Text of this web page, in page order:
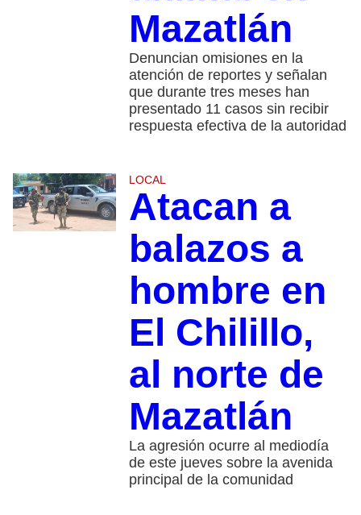
Mazatlán
Denuncian omisiones en la
atención de reportes y señalan
que durante tres meses han
presentado 11 casos sin recibir
respuesta efectiva de la autoridad
LOCAL
Atacan a
balazos a
hombre en
El Chilillo,
al norte de
Mazatlán
La agresión ocurre al mediodía
de este jueves sobre la avenida
principal de la comunidad